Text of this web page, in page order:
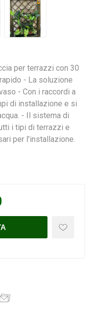
per terrazzi con 30
- La soluzione
- Con i raccordi a
di installazione e si
- Il sistema di
i tipi di terrazzi e
per l'installazione.